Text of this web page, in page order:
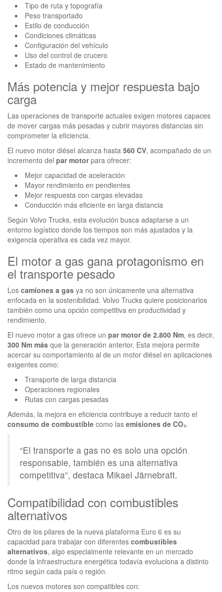
Tipo de ruta y topografía
Peso transportado
Estilo de conducción
Condiciones climáticas
Configuración del vehículo
Uso del control de crucero
Estado de mantenimiento
Más potencia y mejor respuesta bajo
carga
Las operaciones de transporte actuales exigen motores capaces
de mover cargas más pesadas y cubrir mayores distancias sin
comprometer la eficiencia.
El nuevo motor diésel alcanza hasta 560 CV, acompañado de un
incremento del par motorpara ofrecer:
Mejor capacidad de aceleración
Mayor rendimiento en pendientes
Mejor respuesta con cargas elevadas
Conducción más eficiente en larga distancia
Según Volvo Trucks, esta evolución busca adaptarse a un
entorno logístico donde los tiempos son más ajustados y la
exigencia operativa es cada vez mayor.
El motor a gas gana protagonismo en
el transporte pesado
Los camiones a gas ya no son únicamente una alternativa
enfocada en la sostenibilidad. Volvo Trucks quiere posicionarlos
también como una opción competitiva en productividad y
rendimiento.
El nuevo motor a gas ofrece un par motor de 2.800 Nm, es decir,
300 Nm más que la generación anterior. Esta mejora permite
acercar su comportamiento al de un motor diésel en aplicaciones
exigentes como:
Transporte de larga distancia
Operaciones regionales
Rutas con cargas pesadas
Además, la mejora en eficiencia contribuye a reducir tanto el
consumo de combustible como las emisiones de CO₂.
“El transporte a gas no es solo una opción
responsable, también es una alternativa
competitiva”, destaca Mikael Järnebratt.
Compatibilidad con combustibles
alternativos
Otro de los pilares de la nueva plataforma Euro 6 es su
capacidad para trabajar con diferentes combustibles
alternativos, algo especialmente relevante en un mercado
donde la infraestructura energética todavía evoluciona a distinto
ritmo según cada país o región.
Los nuevos motores son compatibles con: